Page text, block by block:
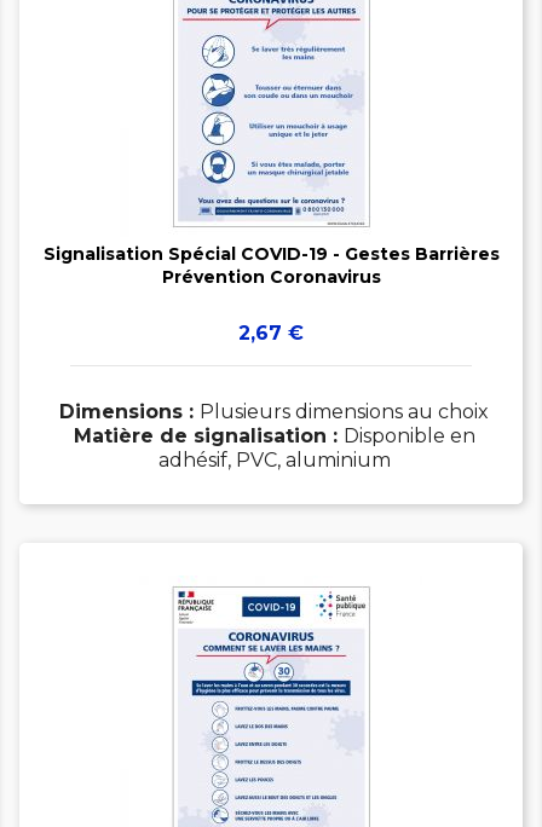

Signalisation Spécial COVID-19 - Gestes Barrières
Prévention Coronavirus
Prix
2,67 €
Dimensions : Plusieurs dimensions au choix
Matière de signalisation : Disponible en
adhésif, PVC, aluminium
